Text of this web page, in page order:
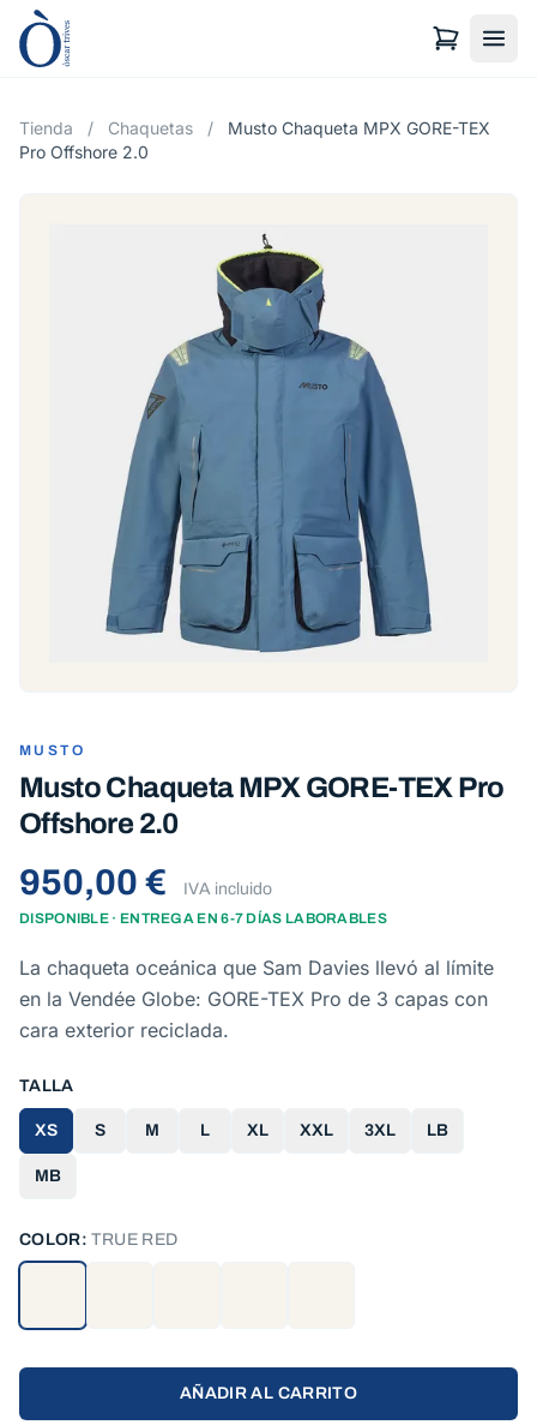
Tienda / Chaquetas /
Musto Chaqueta MPX GORE-TEX
Pro Offshore 2.0
MUSTO
Musto Chaqueta MPX GORE-TEX Pro
Offshore 2.0
950,00 € IVA incluido
DISPONIBLE · ENTREGA EN 6-7 DÍAS LABORABLES
La chaqueta oceánica que Sam Davies llevó al límite
en la Vendée Globe: GORE-TEX Pro de 3 capas con
cara exterior reciclada.
TALLA
XS S M L XL XXL 3XL LB
MB
COLOR:TRUE RED
AÑADIR AL CARRITO